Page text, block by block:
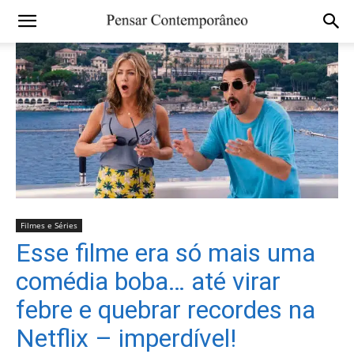
Filmes e Séries
Esse filme era só mais uma
comédia boba… até virar
febre e quebrar recordes na
Netflix – imperdível!